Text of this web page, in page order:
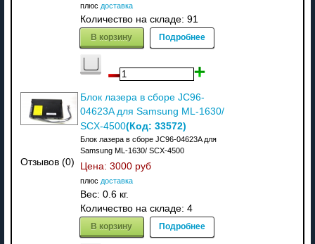
плюс доставка
Количество на складе: 91
В корзину Подробнее
Отзывов (0)
Блок лазера в сборе JC96-
04623A для Samsung ML-1630/
SCX-4500(Код: 33572)
Блок лазера в сборе JC96-04623A для
Samsung ML-1630/ SCX-4500
Цена: 3000 руб
плюс доставка
Вес: 0.6 кг.
Количество на складе: 4
В корзину Подробнее